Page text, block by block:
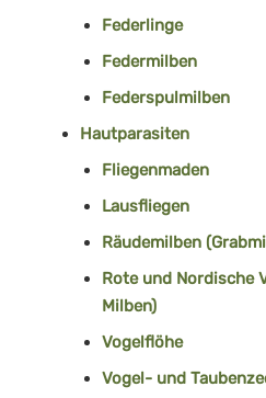
Federlinge
Federmilben
Federspulmilben
Hautparasiten
Fliegenmaden
Lausfliegen
Räudemilben
Rote und Nordische
Milben)
Vogelflöhe
Vogel- und